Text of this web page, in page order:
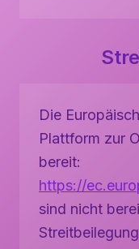
Die
Plattform zur
bereit:
https://
sind nicht